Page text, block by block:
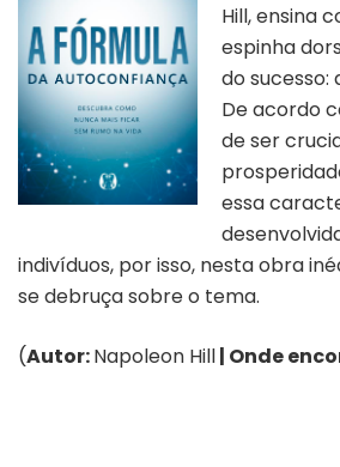
Hill, ensina
espinha
do sucesso:
De acordo
de ser
essa
indivíduos, por isso, nesta obra
se debruça sobre o tema.
(Autor:Napoleon Hill| Onde